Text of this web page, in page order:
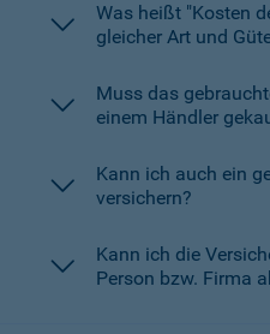
Was heißt "Kosten
gleicher Art und
Muss das
einem Händler
Kann ich auch ein
versichern?
Kann ich die
Person bzw. Firma